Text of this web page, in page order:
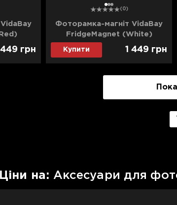
449 грн
12 3 (0)
Фоторамка-магніт VidaBay
FridgeMagnet (White)
Купити 1 449 грн
Цiни на: Аксесуари для